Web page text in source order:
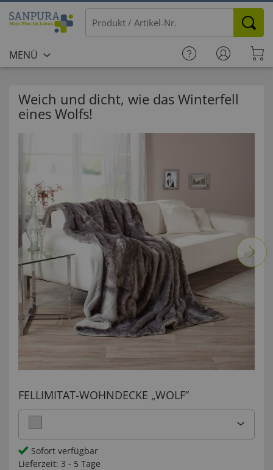
MENÜ
Weich und dicht, wie das Winterfell
eines Wolfs!
FELLIMITAT-WOHNDECKE „WOLF”
Sofort verfügbar
Lieferzeit: 3 - 5 Tage